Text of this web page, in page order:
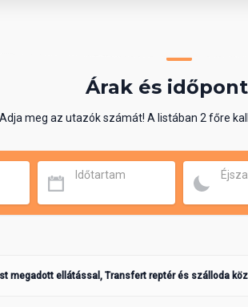
Árak és
Adja meg az utazók számát! A listában 2 főre
Időtartam
megadott ellátással, Transfert reptér és szálloda